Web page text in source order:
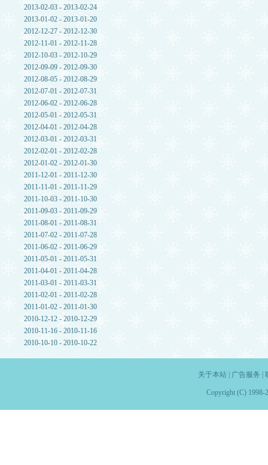
2013-02-03 - 2013-02-24
2013-01-02 - 2013-01-20
2012-12-27 - 2012-12-30
2012-11-01 - 2012-11-28
2012-10-03 - 2012-10-29
2012-09-09 - 2012-09-30
2012-08-05 - 2012-08-29
2012-07-01 - 2012-07-31
2012-06-02 - 2012-06-28
2012-05-01 - 2012-05-31
2012-04-01 - 2012-04-28
2012-03-01 - 2012-03-31
2012-02-01 - 2012-02-28
2012-01-02 - 2012-01-30
2011-12-01 - 2011-12-30
2011-11-01 - 2011-11-29
2011-10-03 - 2011-10-30
2011-09-03 - 2011-09-29
2011-08-01 - 2011-08-31
2011-07-02 - 2011-07-28
2011-06-02 - 2011-06-29
2011-05-01 - 2011-05-31
2011-04-01 - 2011-04-28
2011-03-01 - 2011-03-31
2011-02-01 - 2011-02-28
2011-01-02 - 2011-01-30
2010-12-12 - 2010-12-29
2010-11-16 - 2010-11-16
2010-10-10 - 2010-10-22
关于本站| 广告服务
Copyright (C) 1998-